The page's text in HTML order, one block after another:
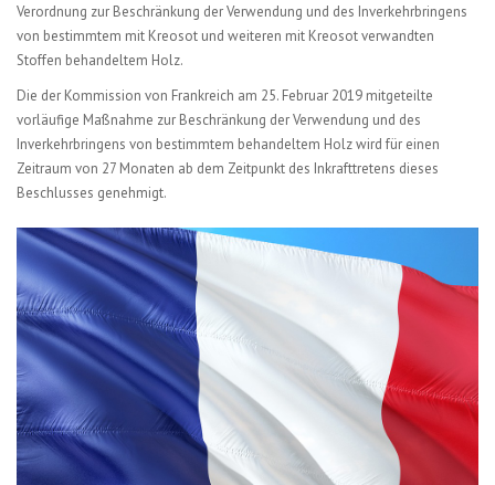
Verordnung zur Beschränkung der Verwendung und des Inverkehrbringens
von bestimmtem mit Kreosot und weiteren mit Kreosot verwandten
Stoffen behandeltem Holz.
Die der Kommission von Frankreich am 25. Februar 2019 mitgeteilte
vorläufige Maßnahme zur Beschränkung der Verwendung und des
Inverkehrbringens von bestimmtem behandeltem Holz wird für einen
Zeitraum von 27 Monaten ab dem Zeitpunkt des Inkrafttretens dieses
Beschlusses genehmigt.